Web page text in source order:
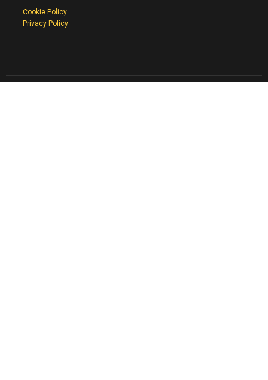
Cookie Policy
Privacy Policy